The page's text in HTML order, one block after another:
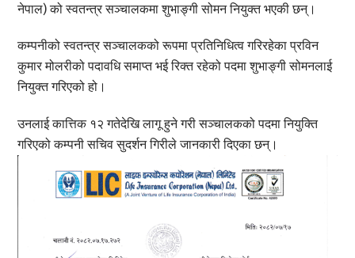
नेपाल) को स्वतन्त्र सञ्चालकमा शुभाङ्गी सोमन नियुक्त भएकी छन्।
कम्पनीको स्वतन्त्र सञ्चालकको रूपमा प्रतिनिधित्व गरिरहेका प्रविन
कुमार मोलरीको पदावधि समाप्त भई रिक्त रहेको पदमा शुभाङ्गी सोमनलाई
नियुक्त गरिएको हो।
उनलाई कात्तिक १२ गतेदेखि लागू हुने गरी सञ्चालकको पदमा नियुक्ति
गरिएको कम्पनी सचिव सुदर्शन गिरीले जानकारी दिएका छन्।